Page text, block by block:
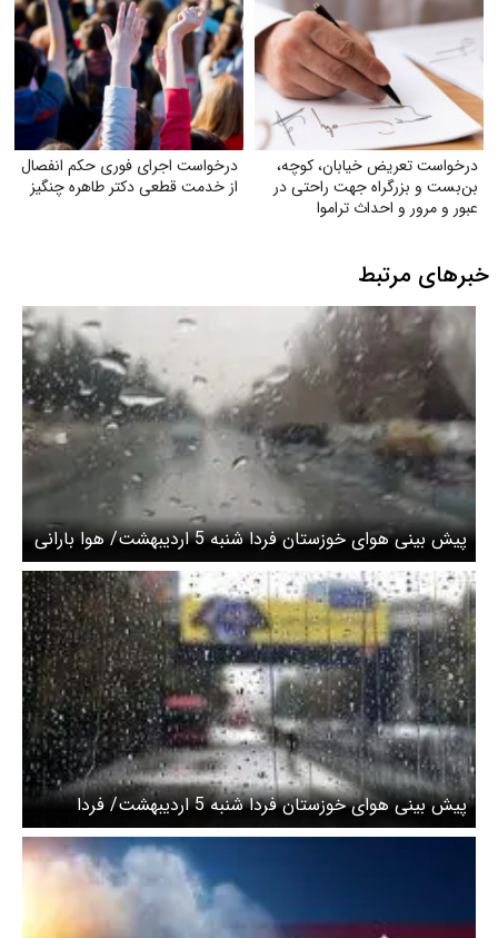
زیان‌آور
درخواست تعریض خیابان، کوچه،
بن‌بست و بزرگراه جهت راحتی در
عبور و مرور و احداث تراموا
درخواست اجرای فوری حکم انفصال
از خدمت قطعی دکتر طاهره چنگیز
خبرهای مرتبط
پیش بینی هوای خوزستان فردا شنبه 5 اردیبهشت/ هوا بارانی
می شود
پیش بینی هوای خوزستان فردا شنبه 5 اردیبهشت/ فردا
سامانه بارشی وارد استان می‌شود